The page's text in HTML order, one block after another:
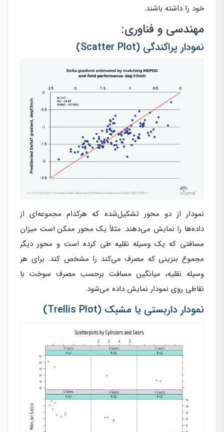
خود را داشته باشند.
مهندسی و فناوری:
نمودار پراکندگی (Scatter Plot)
نمودار از دو محور تشکیل‌شده که هرکدام مجموعه‌ای از
داده‌ها را نمایش می‌دهند. مثلاً یک محور ممکن است میزان
مسافتی که یک وسیله نقلیه طی کرده است و محور دیگر
مجموع بنزینی که مصرف می‌کند را مشخص کند. برای هر
وسیله نقلیه، میانگین مسافت برحسب مصرف سوخت با
نقاطی روی نمودار نمایش داده می‌شود.
نمودار داربستی یا مشبک (Trellis Plot)